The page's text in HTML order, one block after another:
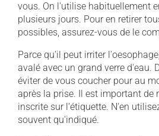
vous. On l'utilise habituellement
plusieurs jours. Pour en retirer
possibles, assurez-vous de le
Parce qu'il peut irriter
avalé avec un grand verre d'eau.
éviter de vous coucher pour au
après la prise. Il est important de
inscrite sur l'étiquette. N'en
souvent qu'indiqué.